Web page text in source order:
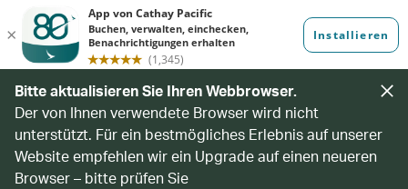
Bitte aktualisieren Sie Ihren Webbrowser.
Der von Ihnen verwendete Browser wird nicht
unterstützt. Für ein bestmögliches Erlebnis auf unserer
Website empfehlen wir ein Upgrade auf einen neueren
Browser – bitte prüfen Sie